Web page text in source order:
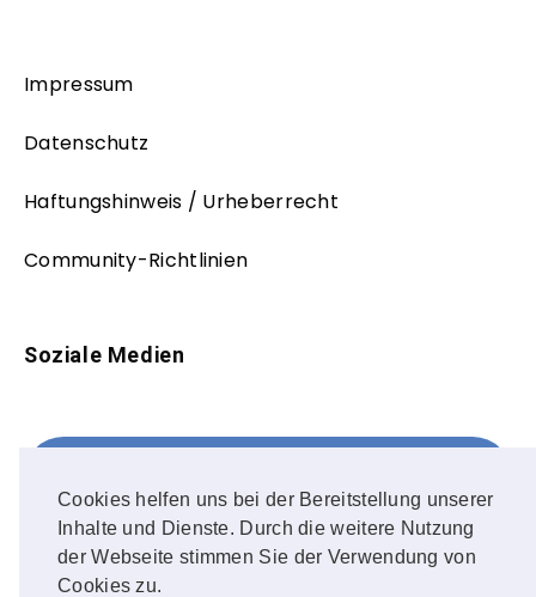
Cookies helfen uns bei der Bereitstellung unserer
Inhalte und Dienste. Durch die weitere Nutzung
der Webseite stimmen Sie der Verwendung von
Cookies zu.
Impressum
Datenschutz
Haftungshinweis / Urheberrecht
Community-Richtlinien
Soziale Medien
FOLLOW ME!
Instagram
OUR PHOTOS!